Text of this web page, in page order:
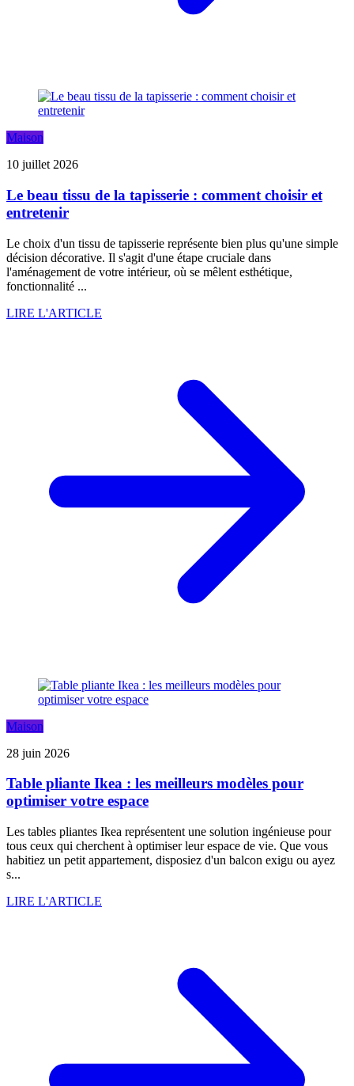
Maison
10 juillet 2026
Le beau tissu de la tapisserie : comment choisir et
entretenir
Le choix d'un tissu de tapisserie représente bien plus qu'une simple
décision décorative. Il s'agit d'une étape cruciale dans
l'aménagement de votre intérieur, où se mêlent esthétique,
fonctionnalité ...
LIRE L'ARTICLE
Maison
28 juin 2026
Table pliante Ikea : les meilleurs modèles pour
optimiser votre espace
Les tables pliantes Ikea représentent une solution ingénieuse pour
tous ceux qui cherchent à optimiser leur espace de vie. Que vous
habitiez un petit appartement, disposiez d'un balcon exigu ou ayez
s...
LIRE L'ARTICLE